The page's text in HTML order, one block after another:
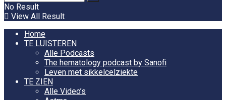
No Result
View All Result
Home
TE LUISTEREN
Alle Podcasts
The hematology podcast by Sanofi
Leven met sikkelcelziekte
TE ZIEN
Alle Video’s